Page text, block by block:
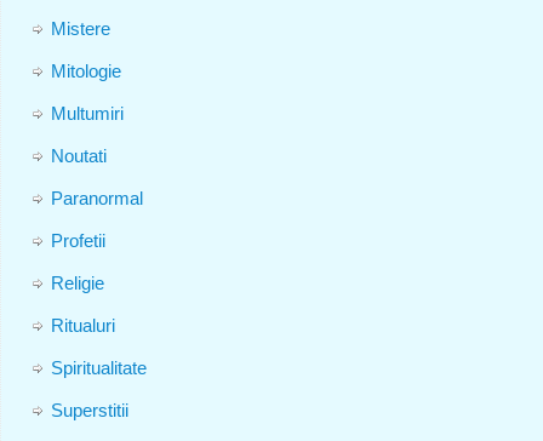
Mistere
Mitologie
Multumiri
Noutati
Paranormal
Profetii
Religie
Ritualuri
Spiritualitate
Superstitii